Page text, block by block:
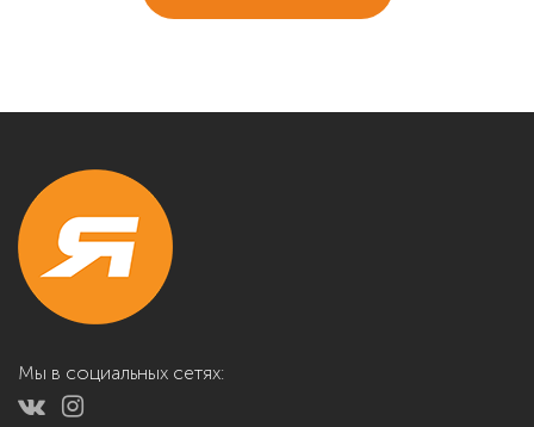
Мы в социальных сетях: